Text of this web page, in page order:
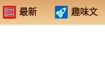
最新 趣味文